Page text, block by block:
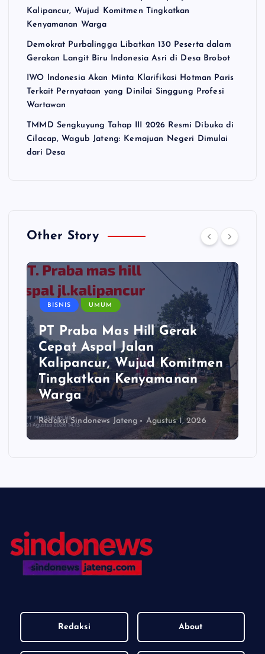
Kalipancur, Wujud Komitmen Tingkatkan
Kenyamanan Warga
Demokrat Purbalingga Libatkan 130 Peserta dalam
Gerakan Langit Biru Indonesia Asri di Desa Brobot
IWO Indonesia Akan Minta Klarifikasi Hotman Paris
Terkait Pernyataan yang Dinilai Singgung Profesi
Wartawan
TMMD Sengkuyung Tahap III 2026 Resmi Dibuka di
Cilacap, Wagub Jateng: Kemajuan Negeri Dimulai
dari Desa
Other Story
BISNIS UMUM
PT Praba Mas Hill Gerak
Cepat Aspal Jalan
Kalipancur, Wujud Komitmen
Tingkatkan Kenyamanan
Warga
Redaksi Sindonews Jateng Agustus 1, 2026
Redaksi About